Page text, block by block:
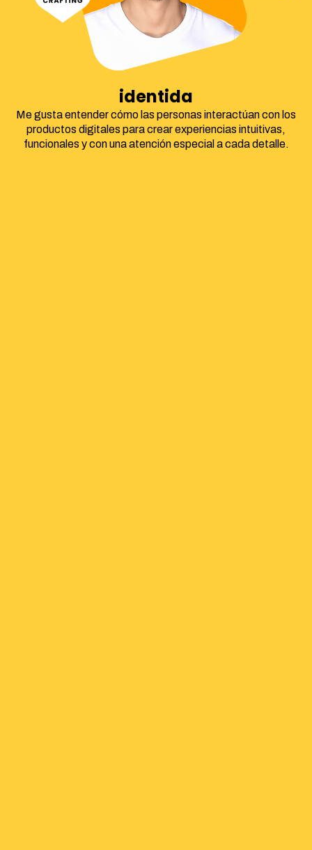
identidad corporat
Me gusta entender cómo las personas interactúan con los
productos digitales para crear experiencias intuitivas,
funcionales y con una atención especial a cada detalle.